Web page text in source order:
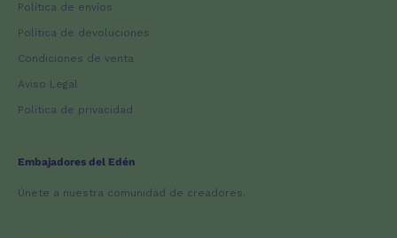
Política de envíos
Política de devoluciones
Condiciones de venta
Aviso Legal
Política de privacidad
Embajadores del Edén
Únete a nuestra comunidad de creadores.